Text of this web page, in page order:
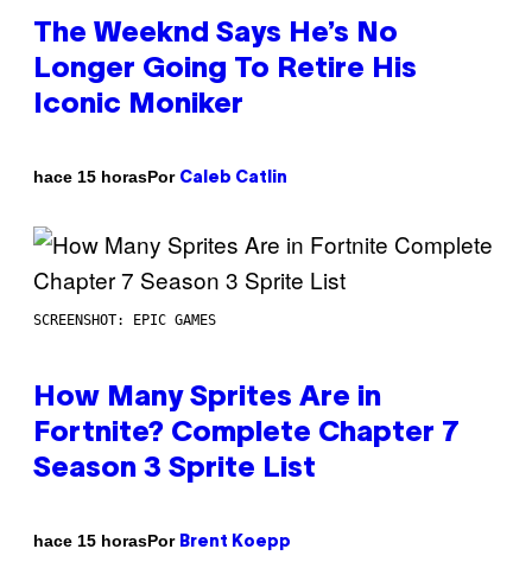
The Weeknd Says He’s No
Longer Going To Retire His
Iconic Moniker
hace 15 horasPor Caleb Catlin
SCREENSHOT: EPIC GAMES
How Many Sprites Are in
Fortnite? Complete Chapter 7
Season 3 Sprite List
hace 15 horasPor Brent Koepp